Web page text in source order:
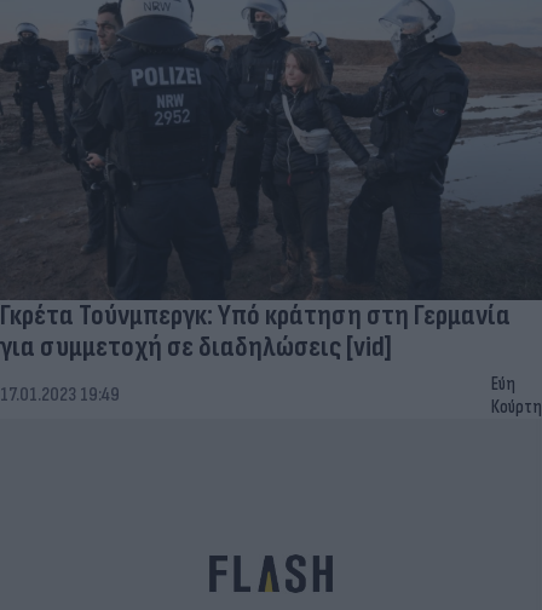
Γκρέτα Τούνμπεργκ: Υπό κράτηση στη Γερμανία
για συμμετοχή σε διαδηλώσεις [vid]
17.01.2023 19:49
Εύη
Κούρτη